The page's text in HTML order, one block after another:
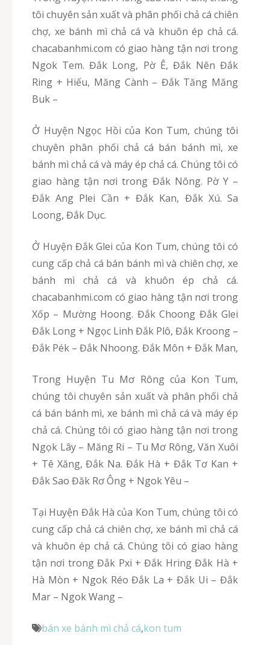
tôi chuyên sản xuất và phân phối chả cá chiên
chợ, xe bánh mì chả cá và khuôn ép chả cá.
chacabanhmi.com có giao hàng tận nơi trong
Ngok Tem. Đắk Long, Pờ Ê, Đắk Nên Đắk
Ring + Hiếu, Măng Cành – Đắk Tăng Măng
Buk –
Ở Huyện Ngọc Hồi của Kon Tum, chúng tôi
chuyên phân phối chả cá bán bánh mì, xe
bánh mì chả cá và máy ép chả cá. Chúng tôi có
giao hàng tận nơi trong Đắk Nông. Pờ Y –
Đắk Ang Plei Cần + Đắk Kan, Đắk Xú. Sa
Loong, Đắk Dục.
Ở Huyện Đắk Glei của Kon Tum, chúng tôi có
cung cấp chả cá bán bánh mì và chiên chợ, xe
bánh mì chả cá và khuôn ép chả cá.
chacabanhmi.com có giao hàng tận nơi trong
Xốp – Mường Hoong. Đắk Choong Đắk Glei
Đắk Long + Ngọc Linh Đắk Plô, Đắk Kroong –
Đắk Pék – Đắk Nhoong. Đắk Môn + Đắk Man,
Trong Huyện Tu Mơ Rông của Kon Tum,
chúng tôi chuyên sản xuất và phân phối chả
cá bán bánh mì, xe bánh mì chả cá và máy ép
chả cá. Chúng tôi có giao hàng tận nơi trong
Ngọk Lây – Măng Ri – Tu Mơ Rông, Văn Xuôi
+ Tê Xăng, Đắk Na. Đắk Hà + Đắk Tơ Kan +
Đắk Sao Đăk Rơ Ông + Ngok Yêu –
Tại Huyện Đắk Hà của Kon Tum, chúng tôi có
cung cấp chả cá chiên chợ, xe bánh mì chả cá
và khuôn ép chả cá. Chúng tôi có giao hàng
tận nơi trong Đắk Pxi + Đắk Hring Đắk Hà +
Hà Mòn + Ngok Réo Đắk La + Đắk Ui – Đắk
Mar – Ngok Wang –
bán xe bánh mì chả cá,kon tum